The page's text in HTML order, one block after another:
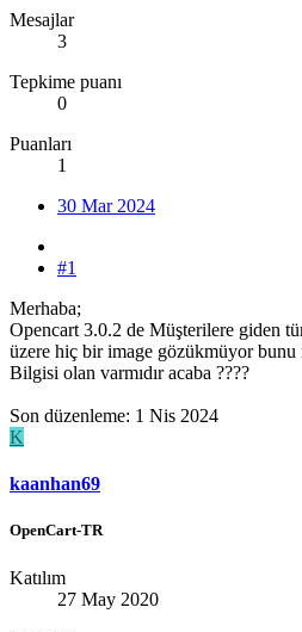
Mesajlar
3
Tepkime puanı
0
Puanları
1
30 Mar 2024
#1
Merhaba;
Opencart 3.0.2 de Müşterilere giden
üzere hiç bir image gözükmüyor bunu
Bilgisi olan varmıdır acaba ????
Son düzenleme: 1 Nis 2024
K
kaanhan69
OpenCart-TR
Katılım
27 May 2020